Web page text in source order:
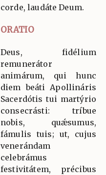
corde, laudáte Deum.
ORATIO
Deus, fidélium
remunerátor
animárum, qui hunc
diem beáti Apollináris
Sacerdótis tui martýrio
consecrásti: tríbue
nobis, quǽsumus,
fámulis tuis; ut, cujus
venerándam
celebrámus
festivitátem, précibus